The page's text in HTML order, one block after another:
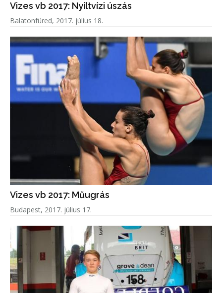
Vizes vb 2017: Nyíltvízi úszás
Balatonfüred, 2017. július 18.
Vizes vb 2017: Műugrás
Budapest, 2017. július 17.